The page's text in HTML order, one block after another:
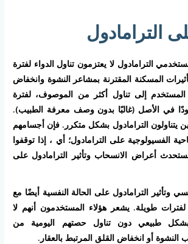
الترامادول
الترامادول لا يعتزمون تناول الدواء لفترة
المسكنة المقترنة بمشاعر النشوة وانخفاض
المستخدم إلى تناول أكثر من الموصوف، لفترة
في الأصل (غالبًا بدون وصف معرفة الطبيب).
يتناولون الترامادول بشكل متكرر. فإن أجسامهم
الفسيولوجية على الترامادول؛ أي ، إذا توقفوا
أعراض الانسحاب وتأثير الترامادول على
وتأثير الترامادول على الحالة النفسية أيضًا مع
لفترات طويلة. يشعر هؤلاء المستخدمون أنهم لا
طبيعي دون تناول حصتهم اليومية من
النشوة أو انخفاض القلق المرتبط بالعقار.